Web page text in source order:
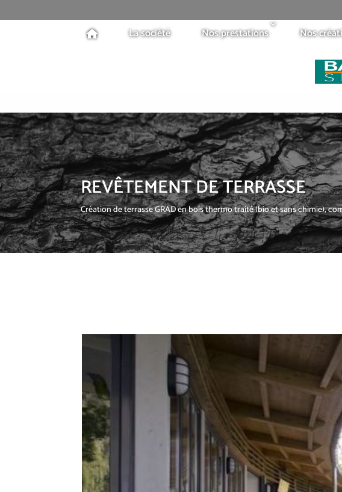
La société Nos prestations Nos
REVÊTEMENT DE TERRASSE
Création de terrasse GRAD en bois thermo traité (bio et sans chimie),